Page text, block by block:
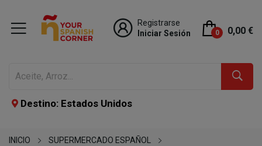
Registrarse
Iniciar Sesión
0 0,00 €
Destino: Estados Unidos
INICIO
SUPERMERCADO ESPAÑOL